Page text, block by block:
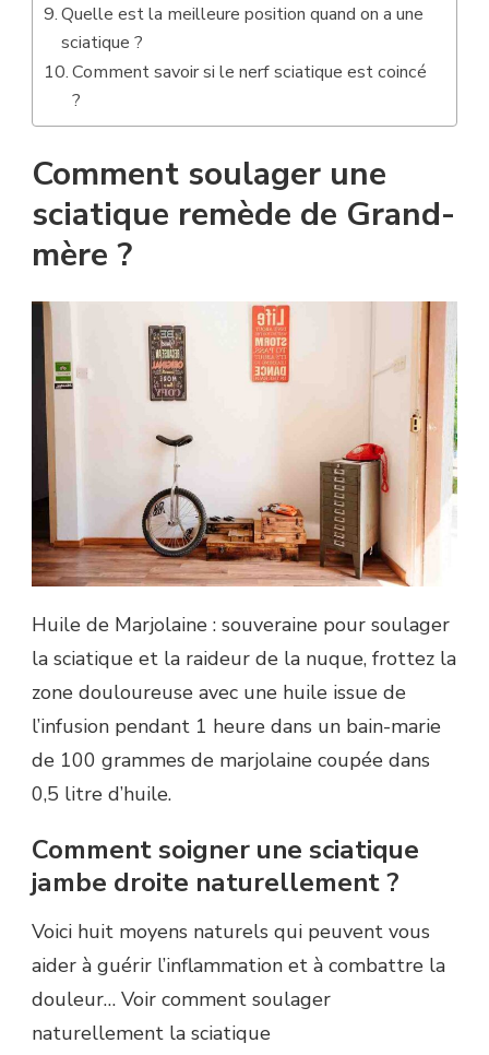
Quelle est la meilleure position quand on a une
sciatique ?
Comment savoir si le nerf sciatique est coincé
?
Comment soulager une
sciatique remède de Grand-
mère ?
Huile de Marjolaine : souveraine pour soulager
la sciatique et la raideur de la nuque, frottez la
zone douloureuse avec une huile issue de
l’infusion pendant 1 heure dans un bain-marie
de 100 grammes de marjolaine coupée dans
0,5 litre d’huile.
Comment soigner une sciatique
jambe droite naturellement ?
Voici huit moyens naturels qui peuvent vous
aider à guérir l’inflammation et à combattre la
douleur… Voir comment soulager
naturellement la sciatique